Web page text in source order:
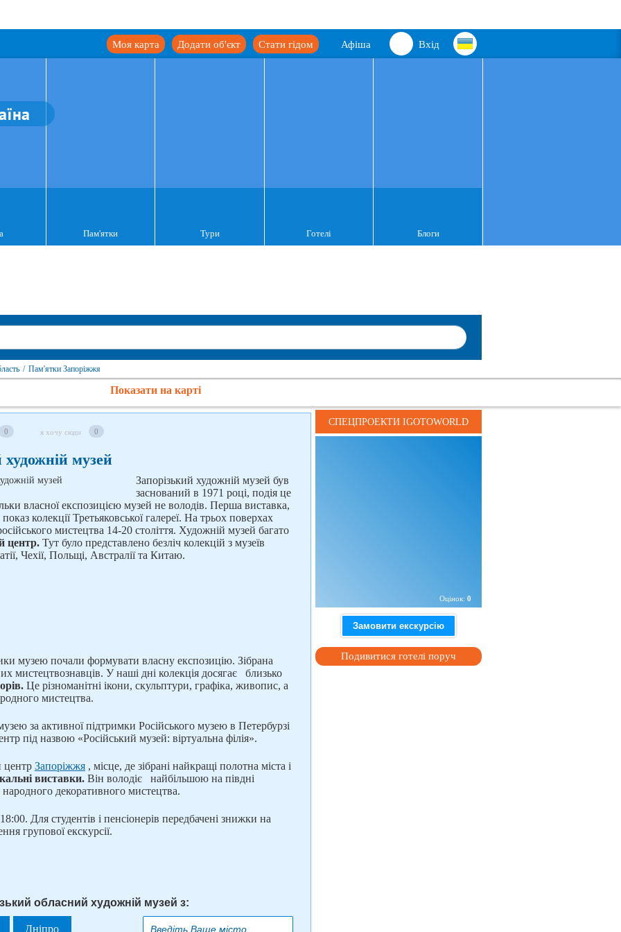
Вхід
Афіша
Стати гідом
Додати об'єкт
Моя карта
Пам'ятки Тури Готелі Блоги
/ Пам'ятки Запоріжжя
Показати на карті
0 я хочу сюди 0
музей
Запорізький художній музей був
заснований в 1971 році, подія це
власної експозицією музей не володів. Перша виставка,
колекції Третьяковської галереї. На трьох поверхах
мистецтва 14-20 століття. Художній музей багато
центр. Тут було представлено безліч колекцій з музеїв
Чехії, Польщі, Австралії та Китаю.
музею почали формувати власну експозицію. Зібрана
мистецтвознавців. У наші дні колекція досягає
близько
Це різноманітні ікони, скульптури, графіка, живопис, а
мистецтва.
за активної підтримки Російського музею в Петербурзі
під назвою «Російський музей: віртуальна філія».
центр Запоріжжя , місце, де зібрані найкращі полотна міста і
виставки. Він володіє
найбільшою на півдні
декоративного мистецтва.
Для студентів і пенсіонерів передбачені знижки на
групової екскурсії.
обласний художній музей з:
Дніпро
СПЕЦПРОЕКТИ IGOTOWORLD
Оцінок: 0
Замовити екскурсію
Подивитися готелі поруч